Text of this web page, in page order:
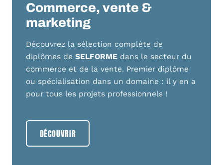
Commerce, vente &
marketing
Découvrez la sélection complète de
diplômes de SELFORME dans le secteur du
commerce et de la vente. Premier diplôme
ou spécialisation dans un domaine : il y en a
pour tous les projets professionnels !
DÉCOUVRIR